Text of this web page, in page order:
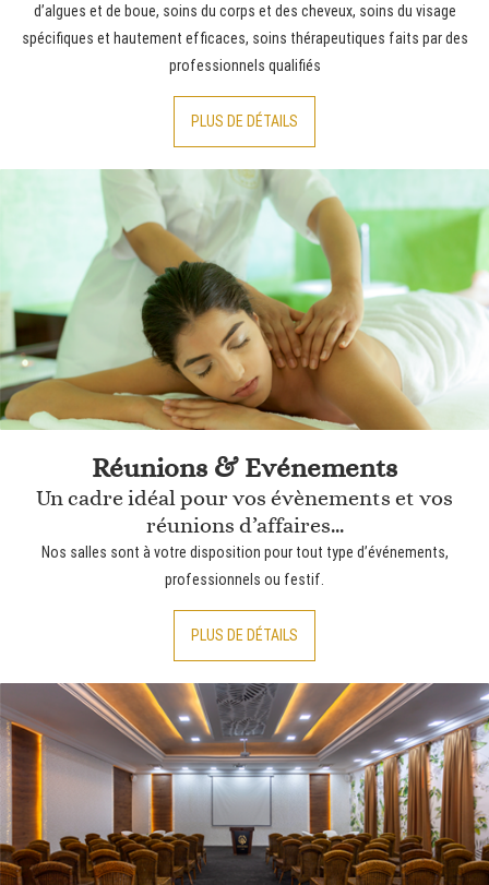
d’algues et de boue, soins du corps et des cheveux, soins du visage
spécifiques et hautement efficaces, soins thérapeutiques faits par des
professionnels qualifiés
PLUS DE DÉTAILS
Réunions & Evénements
Un cadre idéal pour vos évènements et vos
réunions d’affaires...
Nos salles sont à votre disposition pour tout type d’événements,
professionnels ou festif.
PLUS DE DÉTAILS